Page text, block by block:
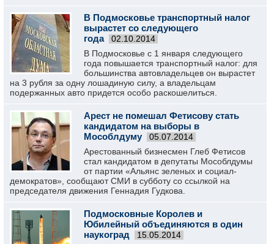
В Подмосковье транспортный налог
вырастет со следующего
года
02.10.2014
В Подмосковье с 1 января следующего
года повышается транспортный налог: для
большинства автовладельцев он вырастет
на 3 рубля за одну лошадиную силу, а владельцам
подержанных авто придется особо раскошелиться.
Арест не помешал Фетисову стать
кандидатом на выборы в
Мособлдуму
05.07.2014
Арестованный бизнесмен Глеб Фетисов
стал кандидатом в депутаты Мособлдумы
от партии «Альянс зеленых и социал-
демократов», сообщают СМИ в субботу со ссылкой на
председателя движения Геннадия Гудкова.
Подмосковные Королев и
Юбилейный объединяются в один
наукоград
15.05.2014